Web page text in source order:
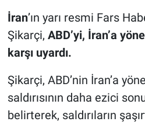
İran’ın yarı resmi Fars
Şikarçi, ABD’yi, İran’a
karşı uyardı.
Şikarçi, ABD’nin İran’a
saldırısının daha ezici
belirterek, saldırıların